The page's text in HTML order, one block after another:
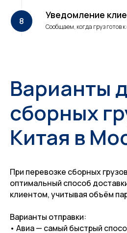
Уведомление
Сообщаем, когда груз готов к
Варианты
сборных
Китая в
При перевозке сборных
оптимальный способ
клиентом, учитывая объём
Варианты отправки:
• Авиа — самый быстрый